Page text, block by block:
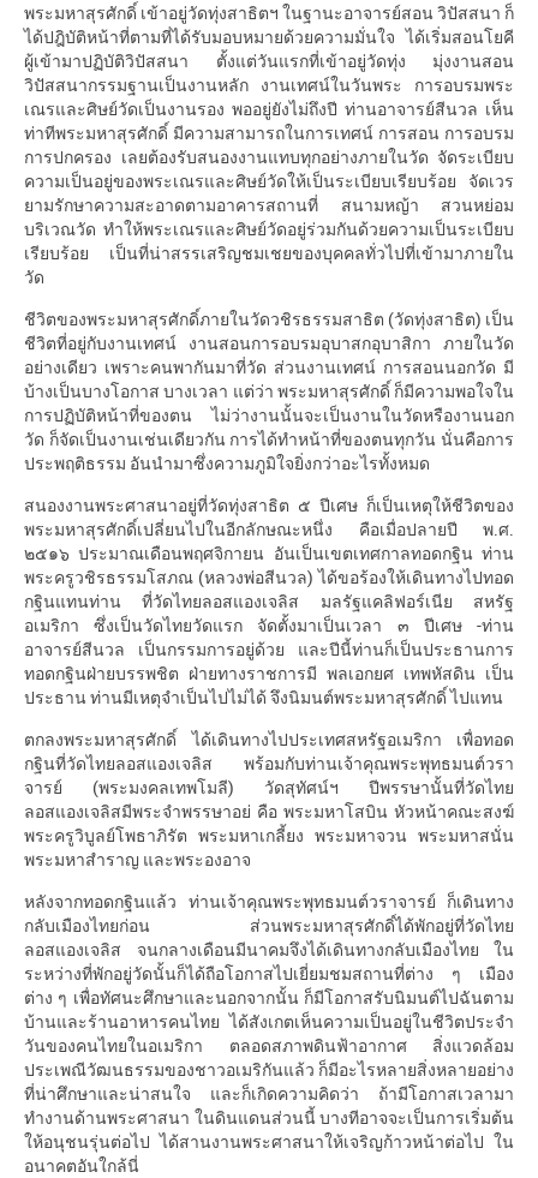
พระมหาสุรศักดิ์ เข้าอยู่วัดทุ่งสาธิตฯ ในฐานะอาจารย์สอน วิปัสสนา ก็
ได้ปฎิบัติหน้าที่ตามที่ได้รับมอบหมายด้วยความมั่นใจ ได้เริ่มสอนโยคี
ผู้เข้ามาปฏิบัติวิปัสสนา ตั้งแต่วันแรกที่เข้าอยู่วัดทุ่ง มุ่งงานสอน
วิปัสสนากรรมฐานเป็นงานหลัก งานเทศน์ในวันพระ การอบรมพระ
เณรและศิษย์วัดเป็นงานรอง พออยู่ยังไม่ถึงปี ท่านอาจารย์สีนวล เห็น
ท่าทีพระมหาสุรศักดิ์ มีความสามารถในการเทศน์ การสอน การอบรม
การปกครอง เลยต้องรับสนองงานแทบทุกอย่างภายในวัด จัดระเบียบ
ความเป็นอยู่ของพระเณรและศิษย์วัดให้เป็นระเบียบเรียบร้อย จัดเวร
ยามรักษาความสะอาดตามอาคารสถานที่ สนามหญ้า สวนหย่อม
บริเวณวัด ทำให้พระเณรและศิษย์วัดอยู่ร่วมกันด้วยความเป็นระเบียบ
เรียบร้อย เป็นที่น่าสรรเสริญชมเชยของบุคคลทั่วไปที่เข้ามาภายใน
วัด
ชีวิตของพระมหาสุรศักดิ์ภายในวัดวชิรธรรมสาธิต (วัดทุ่งสาธิต) เป็น
ชีวิตที่อยู่กับงานเทศน์ งานสอนการอบรมอุบาสกอุบาสิกา ภายในวัด
อย่างเดียว เพราะคนพากันมาที่วัด ส่วนงานเทศน์ การสอนนอกวัด มี
บ้างเป็นบางโอกาส บางเวลา แต่ว่า พระมหาสุรศักดิ์ ก็มีความพอใจใน
การปฏิบัติหน้าที่ของตน ไม่ว่างานนั้นจะเป็นงานในวัดหรืองานนอก
วัด ก็จัดเป็นงานเช่นเดียวกัน การได้ทำหน้าที่ของตนทุกวัน นั่นคือการ
ประพฤติธรรม อันนำมาซึ่งความภูมิใจยิ่งกว่าอะไรทั้งหมด
สนองงานพระศาสนาอยู่ที่วัดทุ่งสาธิต ๕ ปีเศษ ก็เป็นเหตุให้ชีวิตของ
พระมหาสุรศักดิ์เปลี่ยนไปในอีกลักษณะหนึ่ง คือเมื่อปลายปี พ.ศ.
๒๕๑๖ ประมาณเดือนพฤศจิกายน อันเป็นเขตเทศกาลทอดกฐิน ท่าน
พระครูวชิรธรรมโสภณ (หลวงพ่อสีนวล) ได้ขอร้องให้เดินทางไปทอด
กฐินแทนท่าน ที่วัดไทยลอสแองเจลิส มลรัฐแคลิฟอร์เนีย สหรัฐ
อเมริกา ซึ่งเป็นวัดไทยวัดแรก จัดตั้งมาเป็นเวลา ๓ ปีเศษ -ท่าน
อาจารย์สีนวล เป็นกรรมการอยู่ด้วย และปีนี้ท่านก็เป็นประธานการ
ทอดกฐินฝ่ายบรรพชิต ฝ่ายทางราชการมี พลเอกยศ เทพหัสดิน เป็น
ประธาน ท่านมีเหตุจำเป็นไปไม่ได้ จึงนิมนต์พระมหาสุรศักดิ์ ไปแทน
ตกลงพระมหาสุรศักดิ์ ได้เดินทางไปประเทศสหรัฐอเมริกา เพื่อทอด
กฐินที่วัดไทยลอสแองเจลิส พร้อมกับท่านเจ้าคุณพระพุทธมนต์วรา
จารย์ (พระมงคลเทพโมลี) วัดสุทัศน์ฯ ปีพรรษานั้นที่วัดไทย
ลอสแองเจลิสมีพระจำพรรษาอย่ คือ พระมหาโสบิน หัวหน้าคณะสงฆ์
พระครูวิบูลย์โพธาภิรัต พระมหาเกลี้ยง พระมหาจวน พระมหาสนั่น
พระมหาสำราญ และพระองอาจ
หลังจากทอดกฐินแล้ว ท่านเจ้าคุณพระพุทธมนต์วราจารย์ ก็เดินทาง
กลับเมืองไทยก่อน ส่วนพระมหาสุรศักดิ์ได้พักอยู่ที่วัดไทย
ลอสแองเจลิส จนกลางเดือนมีนาคมจึงได้เดินทางกลับเมืองไทย ใน
ระหว่างที่พักอยู่วัดนั้นก็ได้ถือโอกาสไปเยี่ยมชมสถานที่ต่าง ๆ เมือง
ต่าง ๆ เพื่อทัศนะศึกษาและนอกจากนั้น ก็มีโอกาสรับนิมนต์ไปฉันตาม
บ้านและร้านอาหารคนไทย ได้สังเกตเห็นความเป็นอยู่ในชีวิตประจำ
วันของคนไทยในอเมริกา ตลอดสภาพดินฟ้าอากาศ สิ่งแวดล้อม
ประเพณีวัฒนธรรมของชาวอเมริกันแล้ว ก็มีอะไรหลายสิ่งหลายอย่าง
ที่น่าศึกษาและน่าสนใจ และก็เกิดความคิดว่า ถ้ามีโอกาสเวลามา
ทำงานด้านพระศาสนา ในดินแดนส่วนนี้ บางทีอาจจะเป็นการเริ่มต้น
ให้อนุชนรุ่นต่อไป ได้สานงานพระศาสนาให้เจริญก้าวหน้าต่อไป ใน
อนาคตอันใกล้นี่